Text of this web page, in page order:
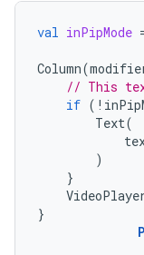
val inPipMode
Column(
// This
if ( !
Text(
)
}
}